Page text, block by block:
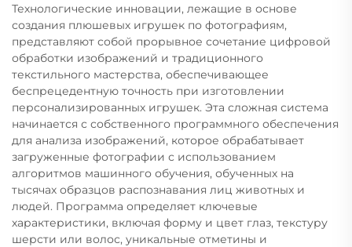
Технологические инновации, лежащие в основе
создания плюшевых игрушек по фотографиям,
представляют собой прорывное сочетание цифровой
обработки изображений и традиционного
текстильного мастерства, обеспечивающее
беспрецедентную точность при изготовлении
персонализированных игрушек. Эта сложная система
начинается с собственного программного обеспечения
для анализа изображений, которое обрабатывает
загруженные фотографии с использованием
алгоритмов машинного обучения, обученных на
тысячах образцов распознавания лиц животных и
людей. Программа определяет ключевые
характеристики, включая форму и цвет глаз, текстуру
шерсти или волос, уникальные отметины и